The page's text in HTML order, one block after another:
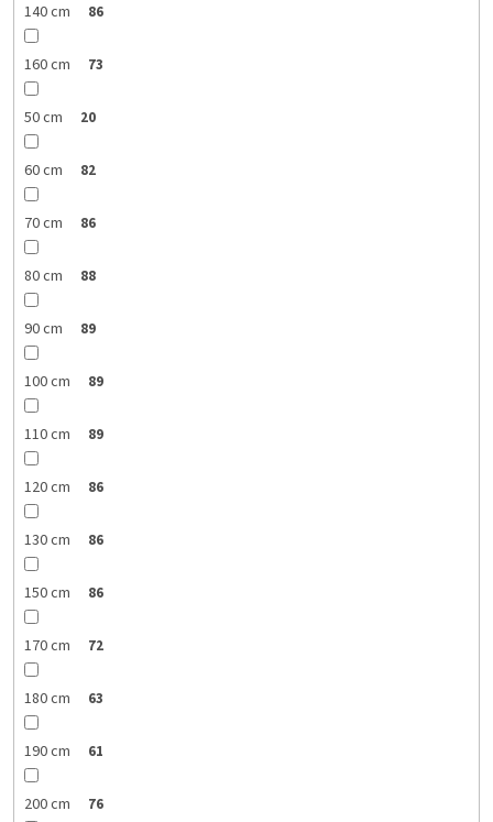
140 cm 86
160 cm 73
50 cm 20
60 cm 82
70 cm 86
80 cm 88
90 cm 89
100 cm 89
110 cm 89
120 cm 86
130 cm 86
150 cm 86
170 cm 72
180 cm 63
190 cm 61
200 cm 76